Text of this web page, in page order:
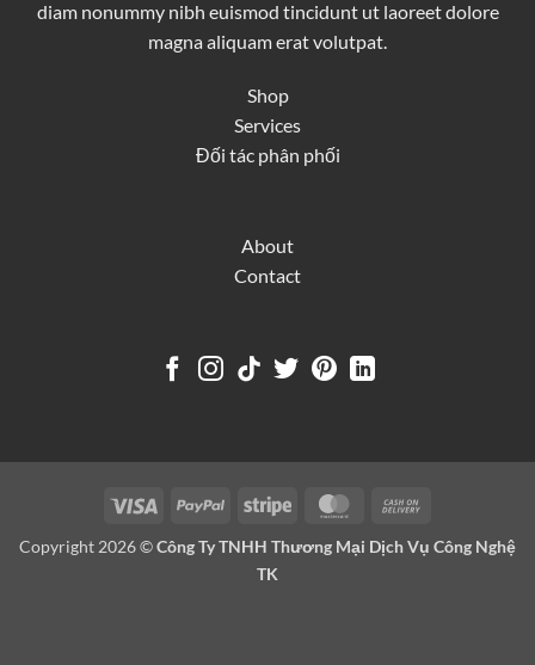
diam nonummy nibh euismod tincidunt ut laoreet dolore
magna aliquam erat volutpat.
Shop
Services
Đối tác phân phối
About
Contact
Visa PayPal Stripe MasterCard
Delivery
Copyright 2026 ©Công Ty TNHH Thương Mại Dịch Vụ Công Nghệ
TK